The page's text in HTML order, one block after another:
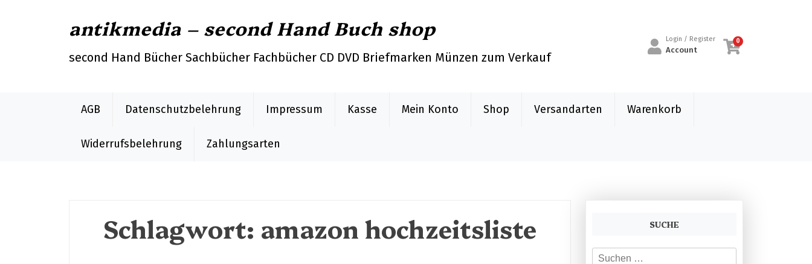
antikmedia – second Hand Buch shop
second Hand Bücher Sachbücher Fachbücher CD DVD Briefmarken Münzen zum Verkauf
Login / Register
Account
0
AGB Datenschutzbelehrung Impressum Kasse Mein Konto Shop Versandarten Warenkorb
Widerrufsbelehrung Zahlungsarten
Schlagwort: amazon hochzeitsliste SUCHE